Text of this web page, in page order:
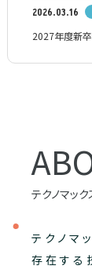
2026.03.16
2027年度新
テクノマッ
テクノマ
存在する